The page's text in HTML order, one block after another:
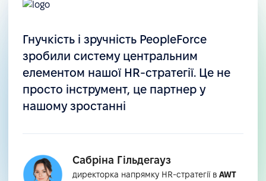
Гнучкість і зручність PeopleForce
зробили систему центральним
елементом нашої HR-стратегії. Це не
просто інструмент, це партнер у
нашому зростанні
Сабріна Гільдегауз
директорка напрямку HR-стратегії в AWT